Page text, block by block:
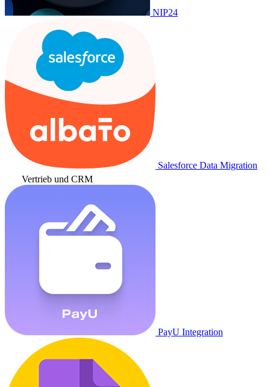
NIP24
Salesforce Data Migration
Vertrieb und CRM
PayU Integration